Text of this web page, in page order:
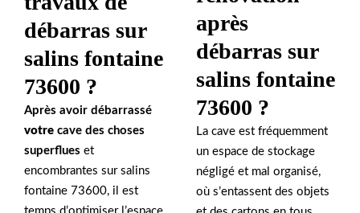
débarras sur
salins fontaine
73600 ?
Après avoir débarrassé
votre cave des choses
superflues et
encombrantes sur salins
fontaine 73600, il est
après
débarras sur
salins fontaine
73600 ?
La cave est fréquemment
un espace de stockage
négligé et mal organisé,
où s’entassent des objets